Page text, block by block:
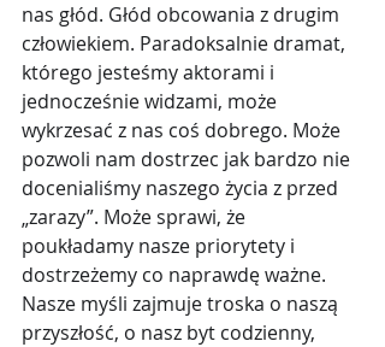
nas głód. Głód obcowania z drugim
człowiekiem. Paradoksalnie dramat,
którego jesteśmy aktorami i
jednocześnie widzami, może
wykrzesać z nas coś dobrego. Może
pozwoli nam dostrzec jak bardzo nie
docenialiśmy naszego życia z przed
„zarazy”. Może sprawi, że
poukładamy nasze priorytety i
dostrzeżemy co naprawdę ważne.
Nasze myśli zajmuje troska o naszą
przyszłość, o nasz byt codzienny,